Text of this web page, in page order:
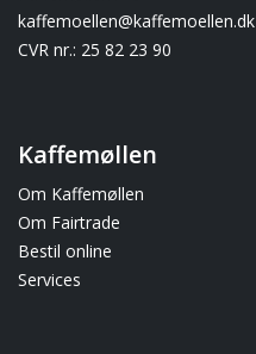
kaffemoellen@kaffemoellen.dk
CVR nr.: 25 82 23 90
Kaffemøllen
Om Kaffemøllen
Om Fairtrade
Bestil online
Services